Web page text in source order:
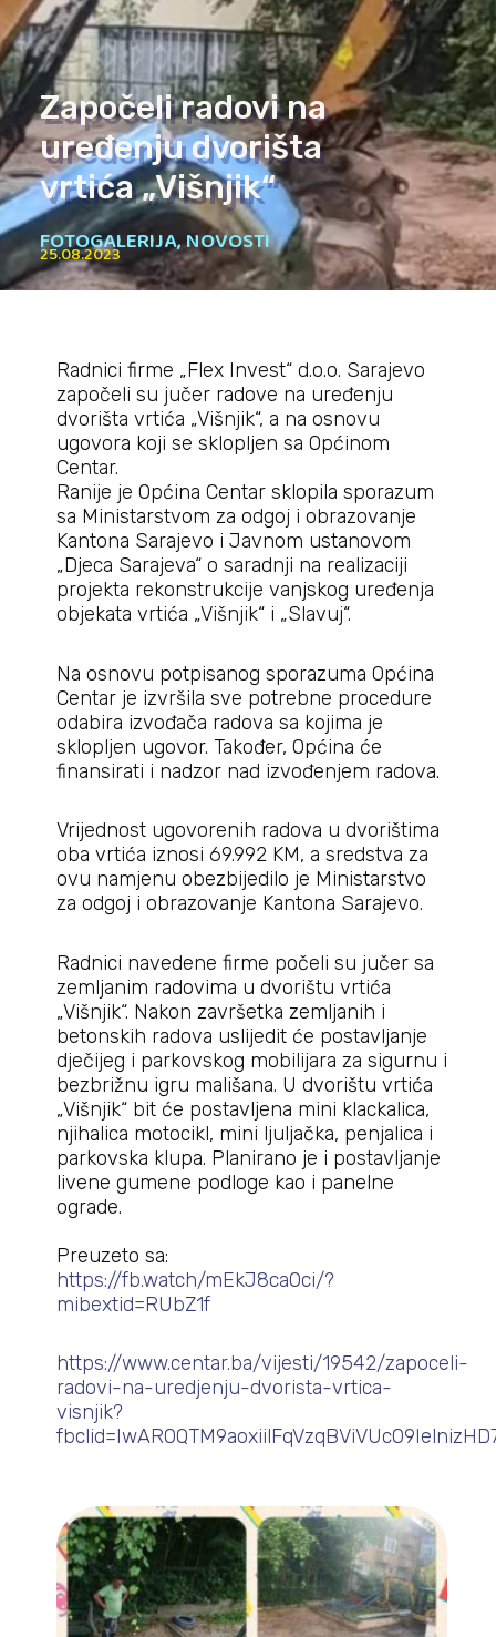
Započeli radovi na
uređenju dvorišta
vrtića „Višnjik“
FOTOGALERIJA,NOVOSTI
25.08.2023
Radnici firme „Flex Invest“ d.o.o. Sarajevo
započeli su jučer radove na uređenju
dvorišta vrtića „Višnjik“, a na osnovu
ugovora koji se sklopljen sa Općinom
Centar.
Ranije je Općina Centar sklopila sporazum
sa Ministarstvom za odgoj i obrazovanje
Kantona Sarajevo i Javnom ustanovom
„Djeca Sarajeva“ o saradnji na realizaciji
projekta rekonstrukcije vanjskog uređenja
objekata vrtića „Višnjik“ i „Slavuj“.
Na osnovu potpisanog sporazuma Općina
Centar je izvršila sve potrebne procedure
odabira izvođača radova sa kojima je
sklopljen ugovor. Također, Općina će
finansirati i nadzor nad izvođenjem radova.
Vrijednost ugovorenih radova u dvorištima
oba vrtića iznosi 69.992 KM, a sredstva za
ovu namjenu obezbijedilo je Ministarstvo
za odgoj i obrazovanje Kantona Sarajevo.
Radnici navedene firme počeli su jučer sa
zemljanim radovima u dvorištu vrtića
„Višnjik“. Nakon završetka zemljanih i
betonskih radova uslijedit će postavljanje
dječijeg i parkovskog mobilijara za sigurnu i
bezbrižnu igru mališana. U dvorištu vrtića
„Višnjik“ bit će postavljena mini klackalica,
njihalica motocikl, mini ljuljačka, penjalica i
parkovska klupa. Planirano je i postavljanje
livene gumene podloge kao i panelne
ograde.
Preuzeto sa:
https://fb.watch/mEkJ8caOci/?
mibextid=RUbZ1f
https://www.centar.ba/vijesti/19542/zapoceli-
radovi-na-uredjenju-dvorista-vrtica-
visnjik?